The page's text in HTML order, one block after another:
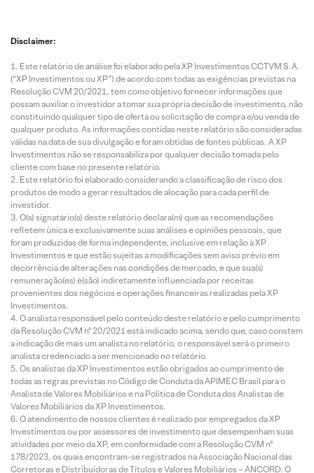
Disclaimer:
Este relatório de análise foi elaborado pela XP Investimentos CCTVM S.A.
(“XP Investimentos ou XP”) de acordo com todas as exigências previstas na
Resolução CVM 20/2021, tem como objetivo fornecer informações que
possam auxiliar o investidor a tomar sua própria decisão de investimento, não
constituindo qualquer tipo de oferta ou solicitação de compra e/ou venda de
qualquer produto. As informações contidas neste relatório são consideradas
válidas na data de sua divulgação e foram obtidas de fontes públicas. A XP
Investimentos não se responsabiliza por qualquer decisão tomada pelo
cliente com base no presente relatório.
Este relatório foi elaborado considerando a classificação de risco dos
produtos de modo a gerar resultados de alocação para cada perfil de
investidor.
O(s) signatário(s) deste relatório declara(m) que as recomendações
refletem única e exclusivamente suas análises e opiniões pessoais, que
foram produzidas de forma independente, inclusive em relação à XP
Investimentos e que estão sujeitas a modificações sem aviso prévio em
decorrência de alterações nas condições de mercado, e que sua(s)
remuneração(es) é(são) indiretamente influenciada por receitas
provenientes dos negócios e operações financeiras realizadas pela XP
Investimentos.
O analista responsável pelo conteúdo deste relatório e pelo cumprimento
da Resolução CVM nº 20/2021 está indicado acima, sendo que, caso constem
a indicação de mais um analista no relatório, o responsável será o primeiro
analista credenciado a ser mencionado no relatório.
Os analistas da XP Investimentos estão obrigados ao cumprimento de
todas as regras previstas no Código de Conduta da APIMEC Brasil para o
Analista de Valores Mobiliários e na Política de Conduta dos Analistas de
Valores Mobiliários da XP Investimentos.
O atendimento de nossos clientes é realizado por empregados da XP
Investimentos ou por assessores de investimento que desempenham suas
atividades por meio da XP, em conformidade com a Resolução CVM nº
178/2023, os quais encontram-se registrados na Associação Nacional das
Corretoras e Distribuidoras de Títulos e Valores Mobiliários – ANCORD. O